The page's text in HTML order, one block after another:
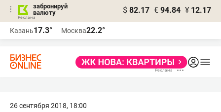
забронируй
валюту
$ 82.17 € 94.84 ¥ 12.17
Казань17.3° Москва22.2°
26 сентября 2018, 18:00